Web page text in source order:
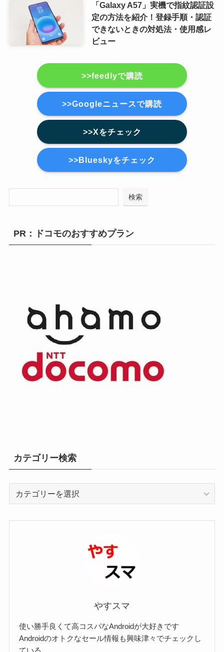
「Galaxy A57」実機で指紋認証設
定の方法を紹介！登録手順・認証
できないときの対処法・使用感レ
ビュー
>>feedlyで購読
>>Googleニュースで購読
>>Xをチェック
>>Blueskyをチェック
検索
PR：ドコモのおすすめプラン
カテゴリー検索
やすスマ
使い勝手良くて高コスパなAndroidが大好きです
Androidのオトクなセール情報も興味津々でチェックし